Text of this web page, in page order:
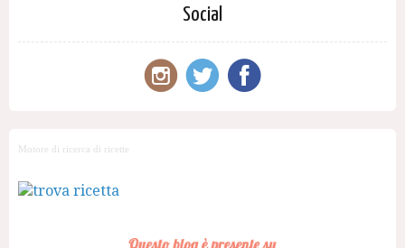
Social
Motore di ricerca di ricette